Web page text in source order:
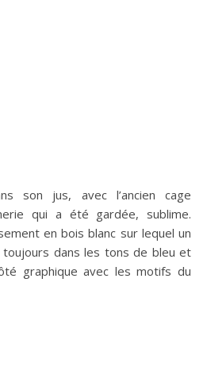
son jus, avec l’ancien cage
qui a été gardée, sublime.
en bois blanc sur lequel un
dans les tons de bleu et
graphique avec les motifs du